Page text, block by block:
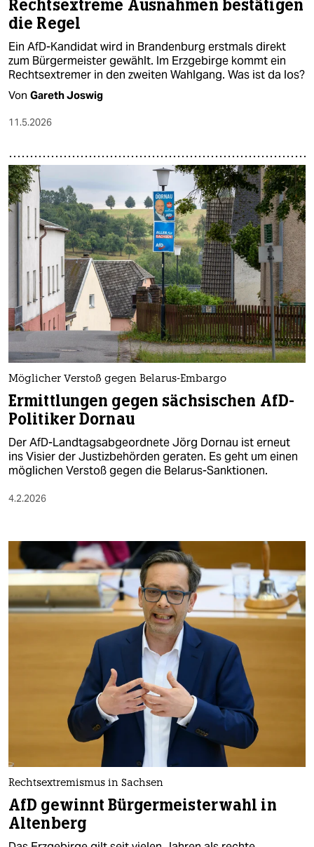
Rechtsextreme Ausnahmen bestätigen
die Regel
Ein AfD-Kandidat wird in Brandenburg erstmals direkt
zum Bürgermeister gewählt. Im Erzgebirge kommt ein
Rechtsextremer in den zweiten Wahlgang. Was ist da los?
Von Gareth Joswig
11.5.2026
Möglicher Verstoß gegen Belarus-Embargo
Ermittlungen gegen sächsischen AfD-
Politiker Dornau
Der AfD-Landtagsabgeordnete Jörg Dornau ist erneut
ins Visier der Justizbehörden geraten. Es geht um einen
möglichen Verstoß gegen die Belarus-Sanktionen.
4.2.2026
Rechtsextremismus in Sachsen
AfD gewinnt Bürgermeisterwahl in
Altenberg